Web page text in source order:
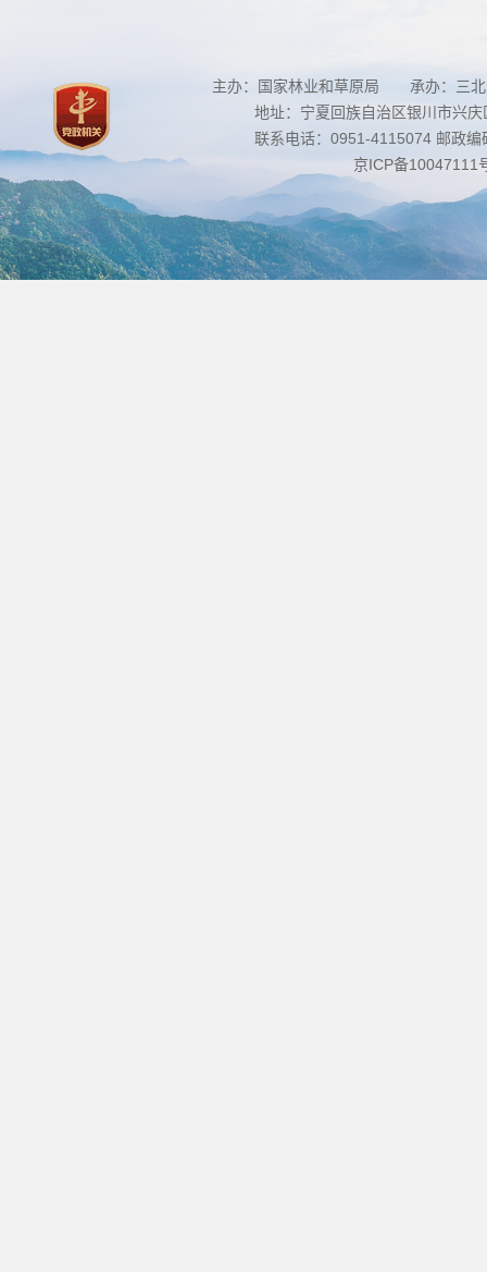
主办：国家林业和草原局 承办：三北
地址：宁夏回族自治区银川市兴
联系电话：0951-4115074 邮政
京ICP备10047111